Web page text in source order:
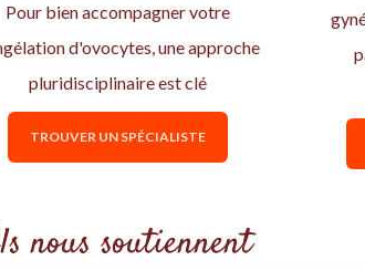
Pour bien accompagner votre
d'ovocytes, une approche
pluridisciplinaire est clé
TROUVER UN SPÉCIALISTE
nous soutiennent